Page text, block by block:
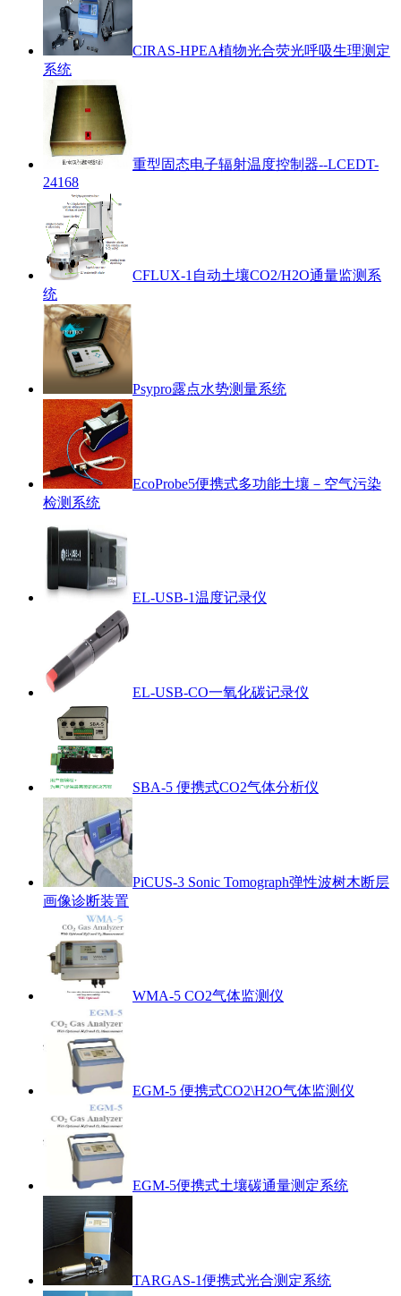
CIRAS-HPEA植物光合荧光呼吸生理测定
系统
重型固态电子辐射温度控制器--LCEDT-
24168
CFLUX-1自动土壤CO2/H2O通量监测系
统
Psypro露点水势测量系统
EcoProbe5便携式多功能土壤－空气污染
检测系统
EL-USB-1温度记录仪
EL-USB-CO一氧化碳记录仪
SBA-5 便携式CO2气体分析仪
PiCUS-3 Sonic Tomograph弹性波树木断层
画像诊断装置
WMA-5 CO2气体监测仪
EGM-5 便携式CO2\H2O气体监测仪
EGM-5便携式土壤碳通量测定系统
TARGAS-1便携式光合测定系统